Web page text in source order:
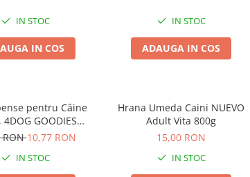
IN STOC
IN COS
IN STOC
ADAUGA IN COS
pentru Câine
4DOG GOODIES
Miel și Orez, 500g
RON10,77 RON
IN STOC
Hrana Umeda Caini NUEVO
Adult Vita 800g
15,00 RON
IN STOC